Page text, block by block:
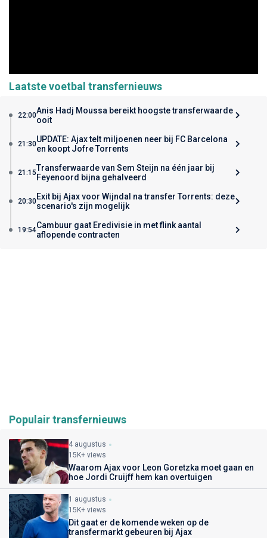
Laatste voetbal transfernieuws
22:00Anis Hadj Moussa bereikt hoogste transferwaarde
ooit
21:30UPDATE: Ajax telt miljoenen neer bij FC Barcelona
en koopt Jofre Torrents
21:15Transferwaarde van Sem Steijn na één jaar bij
Feyenoord bijna gehalveerd
20:30Exit bij Ajax voor Wijndal na transfer Torrents: deze
scenario's zijn mogelijk
19:54Cambuur gaat Eredivisie in met flink aantal
aflopende contracten
Populair transfernieuws
4 augustus
15K+ views
Waarom Ajax voor Leon Goretzka moet gaan en
hoe Jordi Cruijff hem kan overtuigen
1 augustus
15K+ views
Dit gaat er de komende weken op de
transfermarkt gebeuren bij Ajax